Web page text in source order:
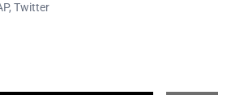
Twitter